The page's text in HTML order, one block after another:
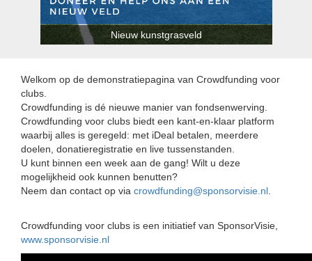
Nieuw kunstgrasveld
Welkom op de demonstratiepagina van Crowdfunding voor
clubs.
Crowdfunding is dé nieuwe manier van fondsenwerving.
Crowdfunding voor clubs biedt een kant-en-klaar platform
waarbij alles is geregeld: met iDeal betalen, meerdere
doelen, donatieregistratie en live tussenstanden.
U kunt binnen een week aan de gang! Wilt u deze
mogelijkheid ook kunnen benutten?
Neem dan contact op via crowdfunding@sponsorvisie.nl
Crowdfunding voor clubs is een initiatief van SponsorVisie,
www.sponsorvisie.nl